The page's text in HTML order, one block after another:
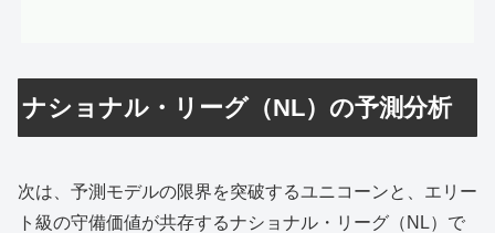
ナショナル・リーグ（NL）の予測分析
次は、予測モデルの限界を突破するユニコーンと、エリー
ト級の守備価値が共存するナショナル・リーグ（NL）で